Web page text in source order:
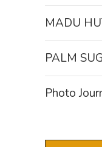
MADU
PALM
Photo